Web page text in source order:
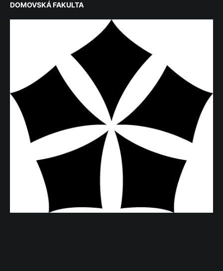
DOMOVSKÁ FAKULTA